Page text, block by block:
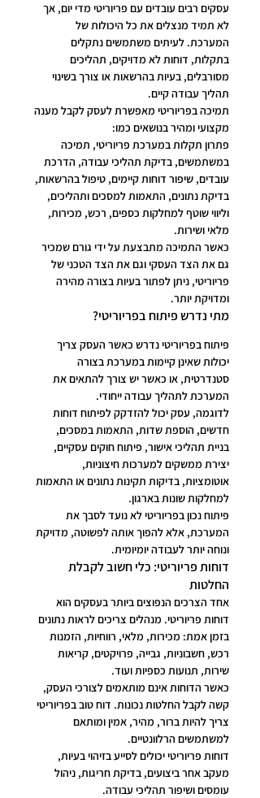
עסקים רבים עובדים עם פריוריטי מדי יום, אך
לא תמיד מנצלים את כל היכולות של
המערכת. לעיתים משתמשים נתקלים
בתקלות, דוחות לא מדויקים, תהליכים
מסורבלים, בעיות בהרשאות או צורך בשינוי
תהליך עבודה קיים.
תמיכה בפריוריטי מאפשרת לעסק לקבל מענה
מקצועי ומהיר בנושאים כמו:
פתרון תקלות במערכת פריוריטי, תמיכה
במשתמשים, בדיקת תהליכי עבודה, הדרכת
עובדים, שיפור דוחות קיימים, טיפול בהרשאות,
בדיקת נתונים, התאמות למסכים ותהליכים,
וליווי שוטף למחלקות כספים, רכש, מכירות,
מלאי ושירות.
כאשר התמיכה מתבצעת על ידי גורם שמכיר
גם את הצד העסקי וגם את הצד הטכני של
פריוריטי, ניתן לפתור בעיות בצורה מהירה
ומדויקת יותר.
מתי נדרש פיתוח בפריוריטי?
פיתוח בפריוריטי נדרש כאשר העסק צריך
יכולות שאינן קיימות במערכת בצורה
סטנדרטית, או כאשר יש צורך להתאים את
המערכת לתהליך עבודה ייחודי.
לדוגמה, עסק יכול להזדקק לפיתוח דוחות
חדשים, הוספת שדות, התאמות במסכים,
בניית תהליכי אישור, פיתוח חוקים עסקיים,
יצירת ממשקים למערכות חיצוניות,
אוטומציות, בדיקות תקינות נתונים או התאמות
למחלקות שונות בארגון.
פיתוח נכון בפריוריטי לא נועד לסבך את
המערכת, אלא להפוך אותה לפשוטה, מדויקת
ונוחה יותר לעבודה יומיומית.
דוחות פריוריטי: כלי חשוב לקבלת
החלטות
אחד הצרכים הנפוצים ביותר בעסקים הוא
דוחות פריוריטי. מנהלים צריכים לראות נתונים
בזמן אמת: מכירות, מלאי, רווחיות, הזמנות
רכש, חשבוניות, גבייה, פרויקטים, קריאות
שירות, תנועות כספיות ועוד.
כאשר הדוחות אינם מותאמים לצורכי העסק,
קשה לקבל החלטות נכונות. דוח טוב בפריוריטי
צריך להיות ברור, מהיר, אמין ומותאם
למשתמשים הרלוונטיים.
דוחות פריוריטי יכולים לסייע בזיהוי בעיות,
מעקב אחר ביצועים, בדיקת חריגות, ניהול
עומסים ושיפור תהליכי עבודה.